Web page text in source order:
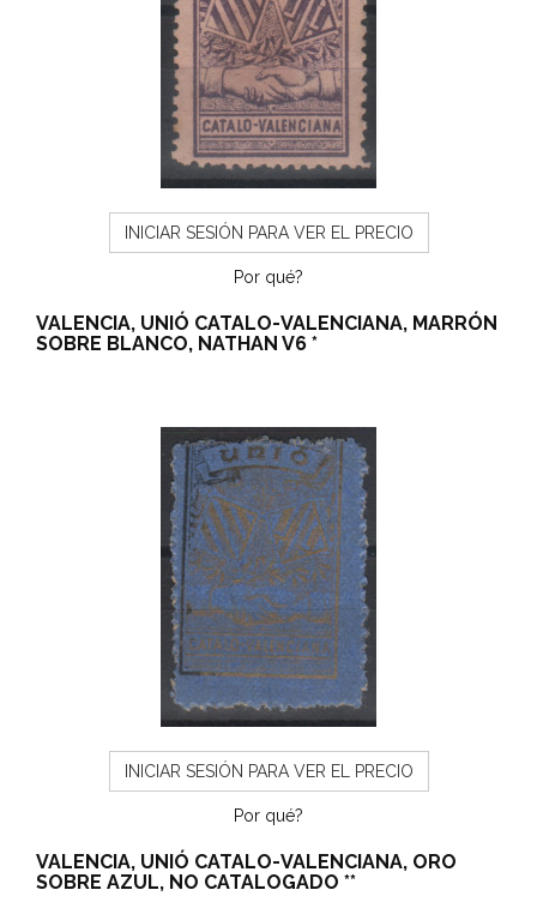
INICIAR SESIÓN PARA VER EL PRECIO
Por qué?
VALENCIA, UNIÓ CATALO-VALENCIANA, MARRÓN
SOBRE BLANCO, NATHAN V6 *
INICIAR SESIÓN PARA VER EL PRECIO
Por qué?
VALENCIA, UNIÓ CATALO-VALENCIANA, ORO
SOBRE AZUL, NO CATALOGADO **